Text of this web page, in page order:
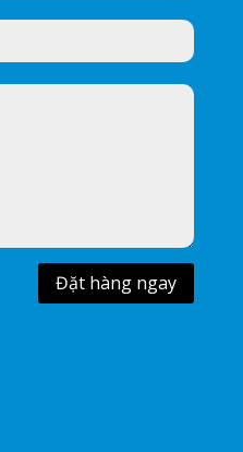
Đặt hàng ngay